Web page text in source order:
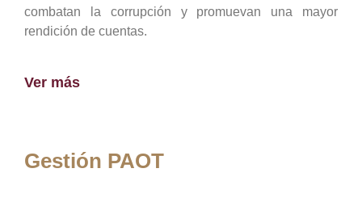
combatan la corrupción y promuevan una mayor
rendición de cuentas.
Ver más
Gestión PAOT